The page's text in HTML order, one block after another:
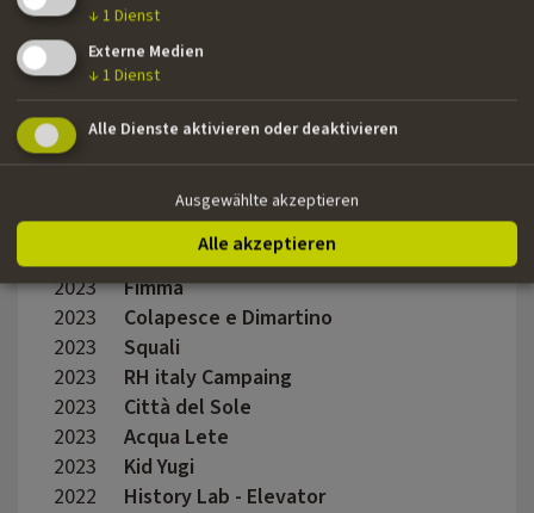
Criminale
2023
Otto underwear
2023
Blessed
2023
2023
Maserati
2023
Olinda
2023
MARIANENGRABEN
Il tricolore
2023
Fimma
2023
Colapesce e Dimartino
2023
Squali
2023
RH italy Campaing
2023
Città del Sole
2023
Acqua Lete
2023
Kid Yugi
2022
History Lab - Elevator
↓ 1 Dienst
Externe Medien
↓ 1 Dienst
Alle Dienste aktivieren oder deaktivieren
Ausgewählte akzeptieren
Alle akzeptieren